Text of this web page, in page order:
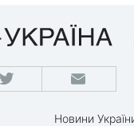
Новини